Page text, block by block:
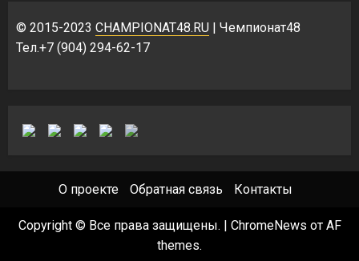
© 2015-2023 CHAMPIONAT48.RU | Чемпионат48
Тел.+7 (904) 294-62-17
О проекте Обратная связь Контакты
Copyright © Все права защищены. ChromeNews от AF
themes.